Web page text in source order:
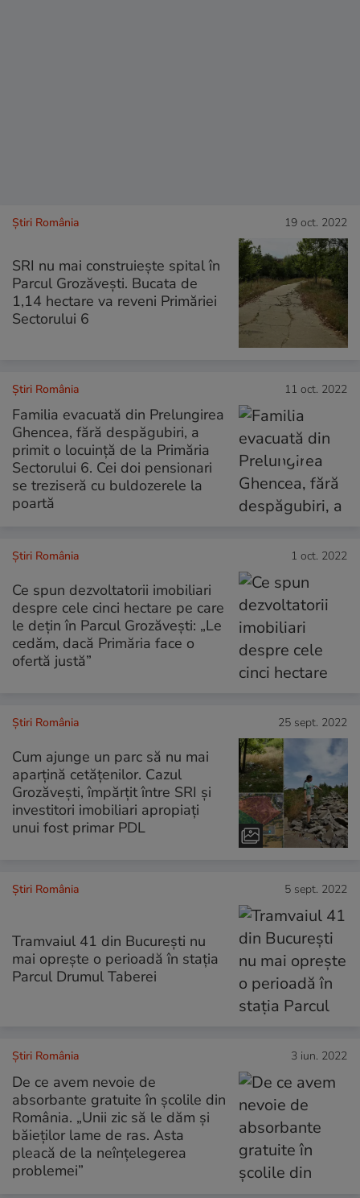
Știri România 19 oct. 2022
SRI nu mai construiește spital în
Parcul Grozăvești. Bucata de
1,14 hectare va reveni Primăriei
Sectorului 6
Știri România 11 oct. 2022
Familia evacuată din Prelungirea
Ghencea, fără despăgubiri, a
primit o locuinţă de la Primăria
Sectorului 6. Cei doi pensionari
se treziseră cu buldozerele la
poartă
Știri România 1 oct. 2022
Ce spun dezvoltatorii imobiliari
despre cele cinci hectare pe care
le dețin în Parcul Grozăvești: „Le
cedăm, dacă Primăria face o
ofertă justă”
Știri România 25 sept. 2022
Cum ajunge un parc să nu mai
aparțină cetățenilor. Cazul
Grozăvești, împărțit între SRI și
investitori imobiliari apropiați
unui fost primar PDL
Știri România 5 sept. 2022
Tramvaiul 41 din Bucureşti nu
mai opreşte o perioadă în stația
Parcul Drumul Taberei
Știri România 3 iun. 2022
De ce avem nevoie de
absorbante gratuite în școlile din
România. „Unii zic să le dăm și
băieților lame de ras. Asta
pleacă de la neînțelegerea
problemei”